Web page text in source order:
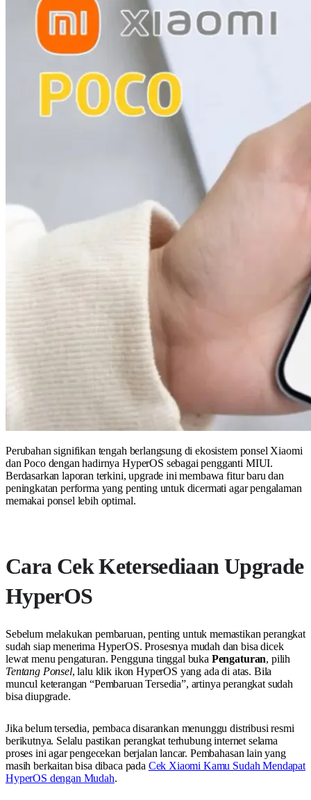
Perubahan signifikan tengah berlangsung di ekosistem ponsel Xiaomi
dan Poco dengan hadirnya HyperOS sebagai pengganti MIUI.
Berdasarkan laporan terkini, upgrade ini membawa fitur baru dan
peningkatan performa yang penting untuk dicermati agar pengalaman
memakai ponsel lebih optimal.
Cara Cek Ketersediaan Upgrade
HyperOS
Sebelum melakukan pembaruan, penting untuk memastikan perangkat
sudah siap menerima HyperOS. Prosesnya mudah dan bisa dicek
lewat menu pengaturan. Pengguna tinggal buka Pengaturan, pilih
Tentang Ponsel, lalu klik ikon HyperOS yang ada di atas. Bila
muncul keterangan “Pembaruan Tersedia”, artinya perangkat sudah
bisa diupgrade.
Jika belum tersedia, pembaca disarankan menunggu distribusi resmi
berikutnya. Selalu pastikan perangkat terhubung internet selama
proses ini agar pengecekan berjalan lancar. Pembahasan lain yang
masih berkaitan bisa dibaca pada Cek Xiaomi Kamu Sudah Mendapat
HyperOS dengan Mudah.